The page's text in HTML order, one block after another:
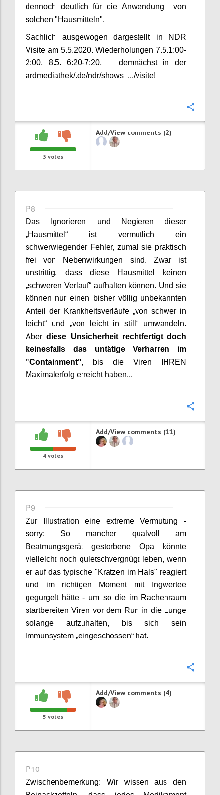
dennoch deutlich für die Anwendung von
solchen "Hausmitteln".
Sachlich ausgewogen dargestellt in NDR
Visite am 5.5.2020, Wiederholungen 7.5.1:00-
2:00, 8.5. 6:20-7:20, demnächst in der
ardmediathek/.de/ndr/shows .../visite!
3 votes
Add/View comments (2)
P8
Das
Ignorieren und Negieren dieser
„Hausmittel“ ist vermutlich ein
schwerwiegender Fehler, zumal sie praktisch
frei von Nebenwirkungen sind.
Zwar ist
unstrittig, dass diese Hausmittel keinen
„schweren Verlauf“ aufhalten können. Und sie
können nur einen bisher völlig unbekannten
Anteil der Krankheitsverläufe „von schwer in
leicht“
und „von leicht in still“ umwandeln.
Aberdiese Unsicherheit rechtfertigt doch
keinesfalls das untätige Verharren im
"Containment", bis die Viren IHREN
Maximalerfolg erreicht haben...
4 votes
Add/View comments (11)
P9
Zur Illustration eine extreme Vermutung -
sorry: So mancher qualvoll am
Beatmungsgerät gestorbene Opa könnte
vielleicht noch quietschvergnügt leben, wenn
er auf das typische "Kratzen im Hals" reagiert
und im richtigen Moment mit Ingwertee
gegurgelt hätte - um so die im Rachenraum
startbereiten Viren vor dem Run in die Lunge
solange aufzuhalten,
bis sich sein
Immunsystem „eingeschossen“ hat.
5 votes
Add/View comments (4)
P10
Zwischenbemerkung: Wir wissen aus den